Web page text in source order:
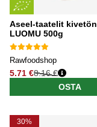
Aseel-taatelit kivetön
LUOMU 500g
Rawfoodshop
5.71 €
Normaali hinta
8.16 €
OSTA
30%